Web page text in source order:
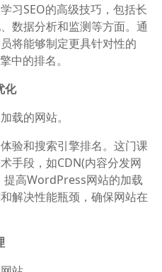
SEO的高级技巧，包括长
数据分析和监测等方面。通
将能够制定更具针对性的
中的排名。
化
的网站。
和搜索引擎排名。这门课
手段，如CDN(内容分发网
高WordPress网站的加载
解决性能瓶颈，确保网站在